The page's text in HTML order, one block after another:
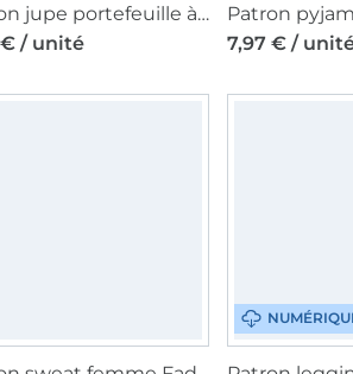
Patron jupe portefeuille à volants femme pdf Fadenkäfer, en allemand
€ / unité
7,97 € /